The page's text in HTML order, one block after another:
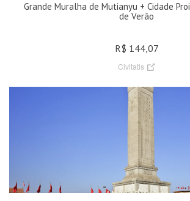
Grande Muralha de Mutianyu + Cidade
de Verão
R$ 144,07
Civitatis